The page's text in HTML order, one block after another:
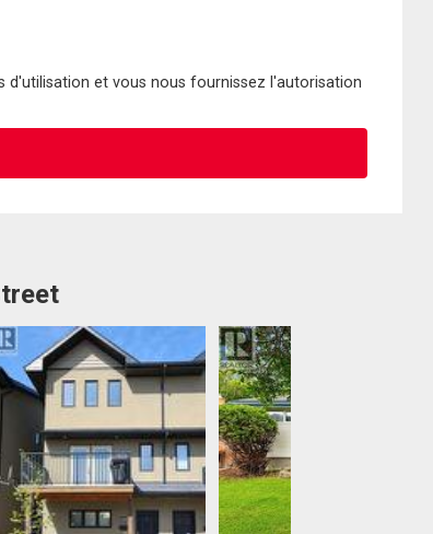
d'utilisation et vous nous fournissez l'autorisation